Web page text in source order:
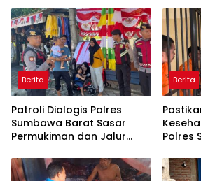
Api
Pangan
Berita
Patroli Dialogis Polres
Sumbawa Barat Sasar
Permukiman dan Jalur
Tetap Kondusif
Berita
Polres
Rutan